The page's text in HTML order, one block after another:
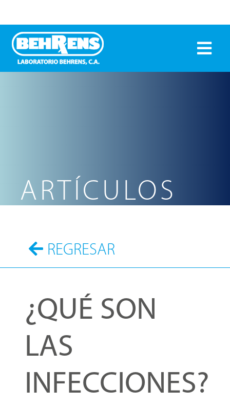
ARTÍCULOS
REGRESAR
¿QUÉ SON
LAS
INFECCIONES?